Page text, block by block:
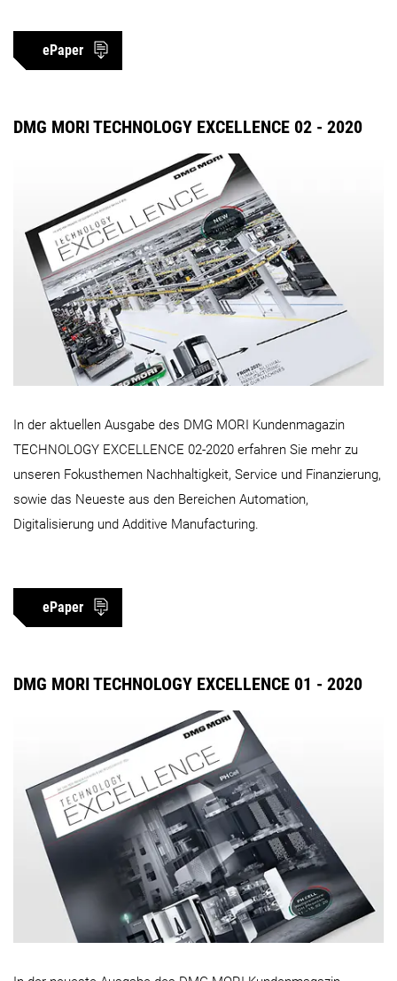
ePaper
DMG MORI TECHNOLOGY EXCELLENCE 02 - 2020
In der aktuellen Ausgabe des DMG MORI Kundenmagazin
TECHNOLOGY EXCELLENCE 02-2020 erfahren Sie mehr zu
unseren Fokusthemen Nachhaltigkeit, Service und Finanzierung,
sowie das Neueste aus den Bereichen Automation,
Digitalisierung und Additive Manufacturing.
ePaper
DMG MORI TECHNOLOGY EXCELLENCE 01 - 2020